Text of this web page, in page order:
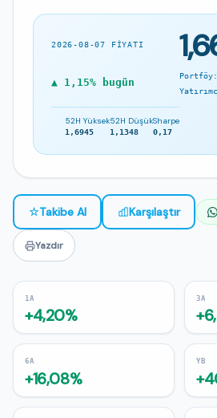
2026-08-07 FIYATI
▲ 1,15% bugün
Portföy:
52H Yüksek
1,6945
52H Düşük
1,1348
Sharpe
0,17
☆Takibe Al Karşılaştır
Yazdır
1A
+4,20%
3A
6A
+16,08%
YB